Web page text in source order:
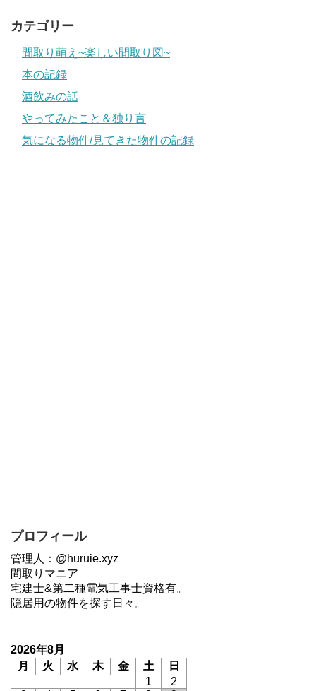
カテゴリー
間取り萌え~楽しい間取り図~
本の記録
酒飲みの話
やってみたこと＆独り言
気になる物件/見てきた物件の記録
プロフィール
管理人：@huruie.xyz
間取りマニア
宅建士&第二種電気工事士資格有。
隠居用の物件を探す日々。
2026年8月
月
火 水 木 金 土
日
1
2